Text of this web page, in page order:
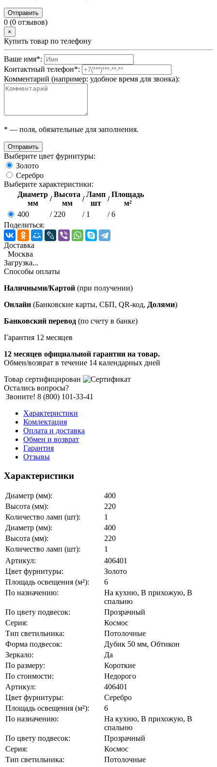
Отправить
0 (0 отзывов)
×
Купить товар по телефону
Ваше имя*:
Контактный телефон*:
Комментарий (например: удобное время для звонка):
* — поля, обязательные для заполнения.
Отправить
Выберите цвет фурнитуры:
Золото
Серебро
Выберите характеристики:
Диаметр
мм
/
Высота
мм
/
Ламп
шт
/
Площадь
м²
400
/ 220 / 1 / 6
Поделиться:
Доставка
Москва
Загрузка...
Способы оплаты
Наличными/Картой (при получении)
Онлайн (Банковские карты, СБП, QR-код, Долями)
Банковский перевод (по счету в банке)
Гарантия 12 месяцев
12 месяцев официальной гарантии на товар.
Обмен/возврат в течение 14 календарных дней
Товар сертифицирован
Остались вопросы?
Звоните! 8 (800) 101-33-41
Характеристики
Комлектация
Оплата и доставка
Обмен и возврат
Гарантия
Отзывы
Характеристики
Диаметр (мм):
400
Высота (мм):
220
Количество ламп (шт):
1
Диаметр (мм):
400
Высота (мм):
220
Количество ламп (шт):
1
Артикул:
406401
Цвет фурнитуры:
Золото
Площадь освещения (м²):
6
По назначению:
На кухню, В прихожую, В
спальню
По цвету подвесок:
Прозрачный
Серия:
Космос
Тип светильника:
Потолочные
Форма подвесок:
Дубик 50 мм, Обтикон
Зеркало:
Да
По размеру:
Короткие
По стоимости:
Недорого
Артикул:
406401
Цвет фурнитуры:
Серебро
Площадь освещения (м²):
6
По назначению:
На кухню, В прихожую, В
спальню
По цвету подвесок:
Прозрачный
Серия:
Космос
Тип светильника:
Потолочные